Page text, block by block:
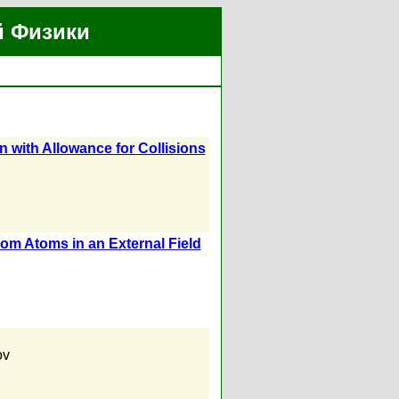
Физики
with Allowance for Collisions
Atoms in an External Field